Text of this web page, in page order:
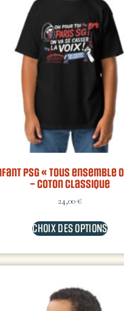
PSG « Tous ensemble
– coton classique
24,00€
CHOIX DES OPTIONS